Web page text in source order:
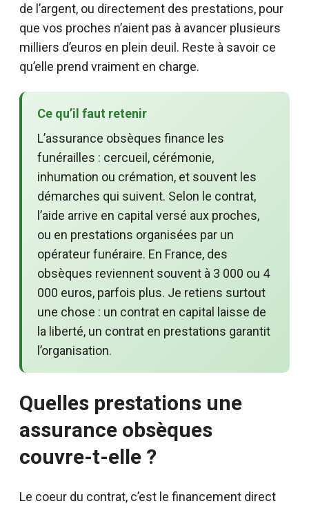
de l’argent, ou directement des prestations, pour
que vos proches n’aient pas à avancer plusieurs
milliers d’euros en plein deuil. Reste à savoir ce
qu’elle prend vraiment en charge.
Ce qu’il faut retenir
L’assurance obsèques finance les
funérailles : cercueil, cérémonie,
inhumation ou crémation, et souvent les
démarches qui suivent. Selon le contrat,
l’aide arrive en capital versé aux proches,
ou en prestations organisées par un
opérateur funéraire. En France, des
obsèques reviennent souvent à 3 000 ou 4
000 euros, parfois plus. Je retiens surtout
une chose : un contrat en capital laisse de
la liberté, un contrat en prestations garantit
l’organisation.
Quelles prestations une
assurance obsèques
couvre-t-elle ?
Le coeur du contrat, c’est le financement direct